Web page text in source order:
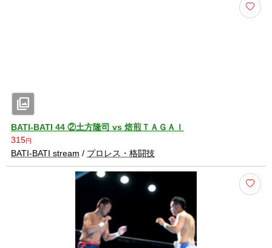
photo_library
BATI-BATI 44 ②土方隆司 vs 焙煎ＴＡＧＡＩ
315円
BATI-BATI stream / プロレス・格闘技